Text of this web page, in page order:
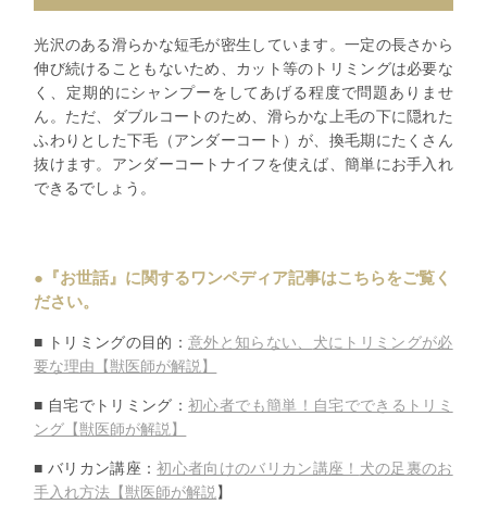
光沢のある滑らかな短毛が密生しています。一定の長さから
伸び続けることもないため、カット等のトリミングは必要な
く、定期的にシャンプーをしてあげる程度で問題ありませ
ん。ただ、ダブルコートのため、滑らかな上毛の下に隠れた
ふわりとした下毛（アンダーコート）が、換毛期にたくさん
抜けます。アンダーコートナイフを使えば、簡単にお手入れ
できるでしょう。
●『お世話』に関するワンペディア記事はこちらをご覧く
ださい。
■ トリミングの目的： 意外と知らない、 犬にトリミングが必
要な理由【獣医師が解説】
■ 自宅でトリミング：初心者でも簡単！自宅でできるトリミ
ング【獣医師が解説】
■ バリカン講座：初心者向けのバリカン講座！ 犬の足裏のお
手入れ方法【獣医師が解説 】